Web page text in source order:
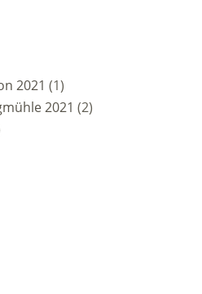
2021 (1)
2021 (2)